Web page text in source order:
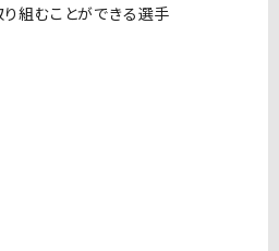
り組むことができる選手